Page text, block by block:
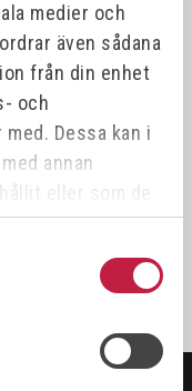
medier och
även sådana
från din enhet
och
Dessa kan i
annan
eller som de
tjänster.